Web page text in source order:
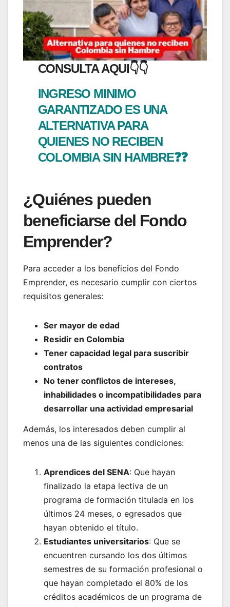
CONSULTA AQUI👇👇
INGRESO MINIMO
GARANTIZADO ES UNA
ALTERNATIVA PARA
QUIENES NO RECIBEN
COLOMBIA SIN HAMBRE❓❓
¿Quiénes pueden
beneficiarse del Fondo
Emprender?
Para acceder a los beneficios del Fondo
Emprender, es necesario cumplir con ciertos
requisitos generales:
Ser mayor de edad
Residir en Colombia
Tener capacidad legal para suscribir
contratos
No tener conflictos de intereses,
inhabilidades o incompatibilidades para
desarrollar una actividad empresarial
Además, los interesados deben cumplir al
menos una de las siguientes condiciones:
Aprendices del SENA: Que hayan
finalizado la etapa lectiva de un
programa de formación titulada en los
últimos 24 meses, o egresados que
hayan obtenido el título.
Estudiantes universitarios: Que se
encuentren cursando los dos últimos
semestres de su formación profesional o
que hayan completado el 80% de los
créditos académicos de un programa de